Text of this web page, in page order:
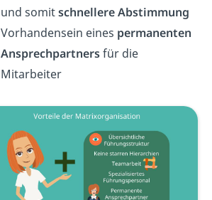
und somitschnellere Abstimmung
Vorhandensein eines permanenten
Ansprechpartnersfür die
Mitarbeiter